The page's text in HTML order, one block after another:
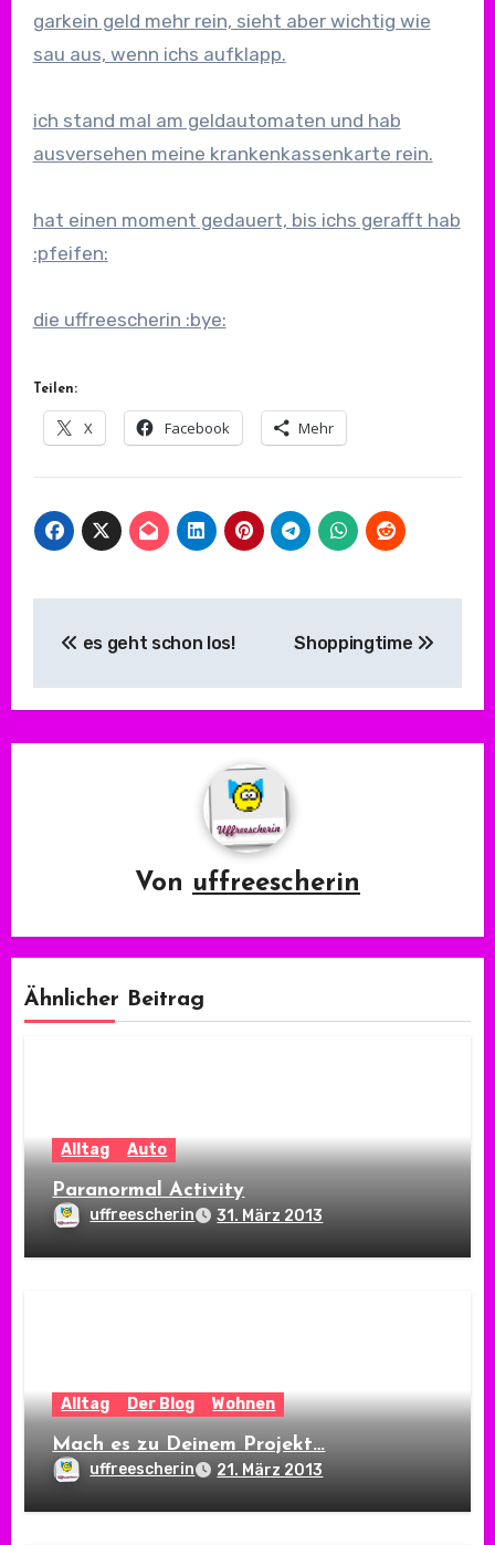
garkein geld mehr rein, sieht aber wichtig wie
sau aus, wenn ichs aufklapp.
ich stand mal am geldautomaten und hab
ausversehen meine krankenkassenkarte rein.
hat einen moment gedauert, bis ichs gerafft hab
:pfeifen:
die uffreescherin :bye:
Teilen:
X Facebook Mehr
es geht schon los! Shoppingtime
Von uffreescherin
Ähnlicher Beitrag
Alltag Auto
Paranormal Activity
uffreescherin 31. März 2013
Alltag Der Blog Wohnen
Mach es zu Deinem Projekt…
uffreescherin 21. März 2013